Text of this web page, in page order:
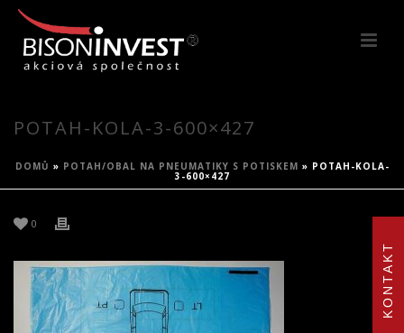
KONTAKT
POTAH-KOLA-3-600×427
DOMŮ » POTAH/OBAL NA PNEUMATIKY S POTISKEM » POTAH-KOLA-
3-600×427
0